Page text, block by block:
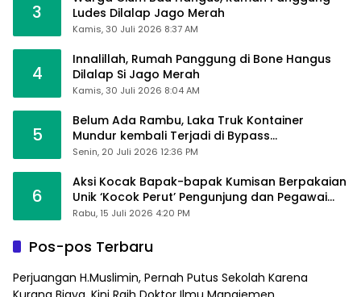
3
Ludes Dilalap Jago Merah
Kamis, 30 Juli 2026 8:37 AM
4
Innalillah, Rumah Panggung di Bone Hangus
Dilalap Si Jago Merah
Kamis, 30 Juli 2026 8:04 AM
5
Belum Ada Rambu, Laka Truk Kontainer
Mundur kembali Terjadi di Bypass
Sumpallabbu
Senin, 20 Juli 2026 12:36 PM
6
Aksi Kocak Bapak-bapak Kumisan Berpakaian
Unik ‘Kocok Perut’ Pengunjung dan Pegawai
Alfamart, Ngaku Aktifkan Layar Sentuh Atm
Rabu, 15 Juli 2026 4:20 PM
Pos-pos Terbaru
Perjuangan H.Muslimin, Pernah Putus Sekolah Karena